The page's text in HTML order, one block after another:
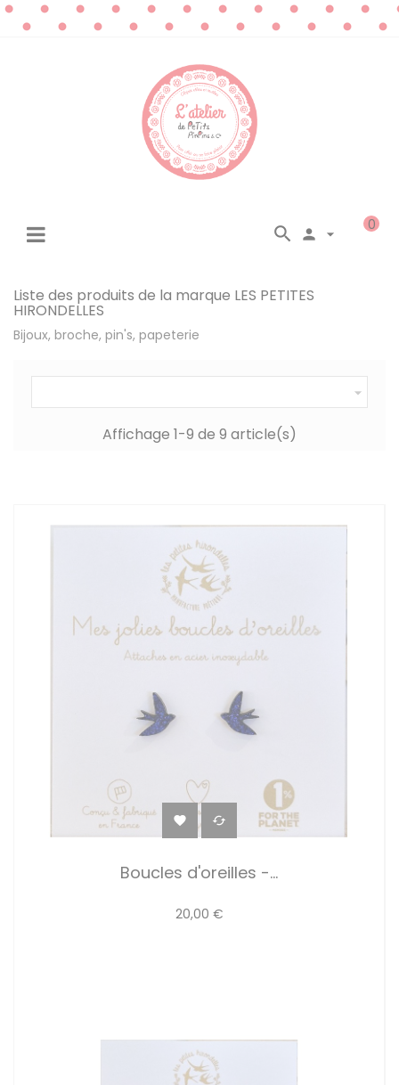
0
 

Liste des produits de la marque LES PETITES
HIRONDELLES
Bijoux, broche, pin's, papeterie

Affichage 1-9 de 9 article(s)
 
Boucles d'oreilles -...
20,00 €